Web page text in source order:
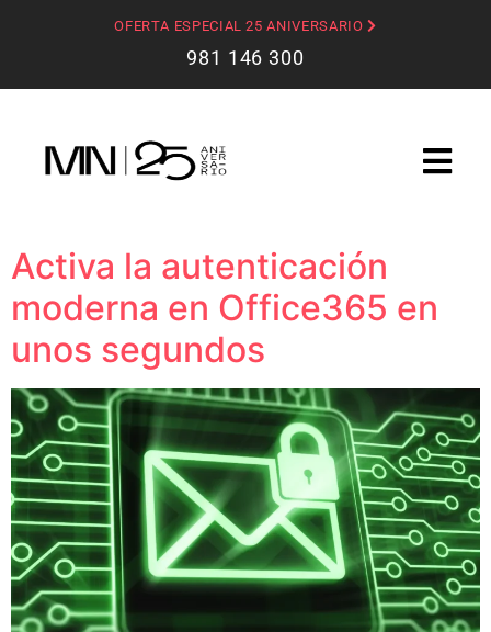
OFERTA ESPECIAL 25 ANIVERSARIO
981 146 300
Activa la autenticación
moderna en Office365 en
unos segundos